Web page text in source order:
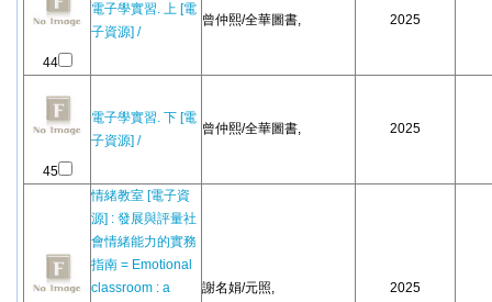
44
電子學實習. 上 [電
子資源] /
曾仲熙/全華圖書, 2025
45
電子學實習. 下 [電
子資源] /
曾仲熙/全華圖書, 2025
情緒教室 [電子資
源] : 發展與評量社
會情緒能力的實務
指南 = Emotional
classroom : a
謝名娟/元照, 2025